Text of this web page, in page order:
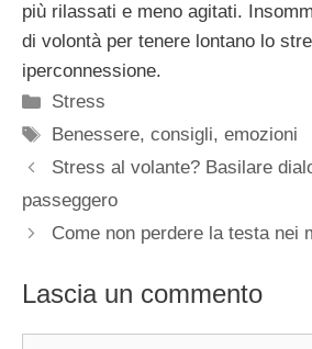
più rilassati e meno agitati.
di volontà per tenere lontano lo
iperconnessione.
Categorie
Stress
Tag
Benessere,consigli,emozioni
Stress al volante? Basilare
passeggero
Come non perdere la testa nei
Lascia un commento